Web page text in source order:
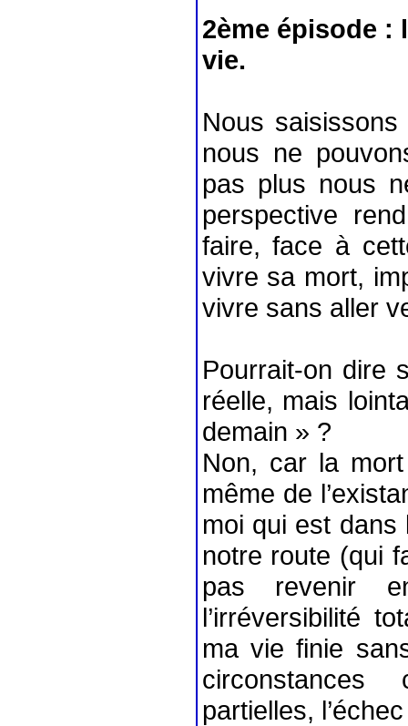
2ème épisode :
vie.
Nous
nous ne
pas plus nous
perspective
faire, face à
vivre sa mort,
vivre sans aller
Pourrait-on dire
réelle, mais
demain » ?
Non, car la
même de
moi qui est dans
notre route (qui
pas revenir
l’irréversibilité
ma vie finie
partielles,